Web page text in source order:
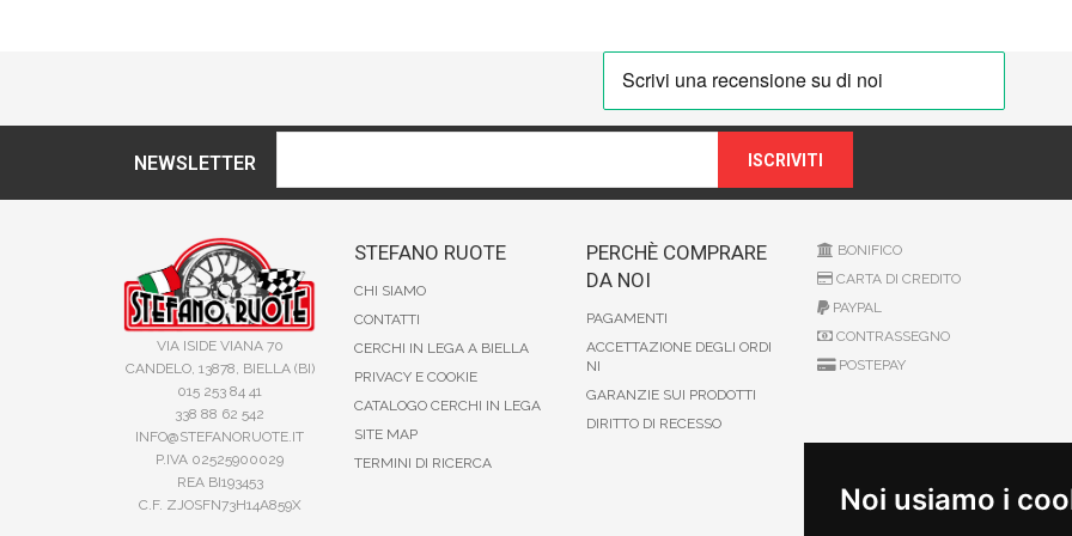
Noi usiamo i
NEWSLETTER ISCRIVITI
VIA ISIDE VIANA 70
CANDELO, 13878, BIELLA (BI)
015 253 84 41
338 88 62 542
INFO@STEFANORUOTE.IT
P.IVA 02525900029
REA BI193453
C.F. ZJOSFN73H14A859X
STEFANO RUOTE
CHI SIAMO
CONTATTI
CERCHI IN LEGA A BIELLA
PRIVACY E COOKIE
CATALOGO CERCHI IN LEGA
SITE MAP
TERMINI DI RICERCA
PERCHÈ COMPRARE
DA NOI
PAGAMENTI
ACCETTAZIONE DEGLI ORDI
NI
GARANZIE SUI PRODOTTI
DIRITTO DI RECESSO
BONIFICO
CARTA DI CREDITO
PAYPAL
CONTRASSEGNO
POSTEPAY